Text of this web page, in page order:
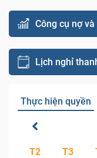
Công cụ nợ
Lịch nghỉ
Thực hiện quyền
T2 T3